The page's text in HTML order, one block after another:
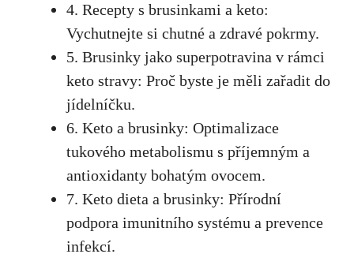
4. Recepty s brusinkami a keto:
Vychutnejte si chutné a zdravé pokrmy.
5. Brusinky jako superpotravina v rámci
keto stravy: Proč byste je měli zařadit do
jídelníčku.
6. Keto a brusinky: Optimalizace
tukového metabolismu s příjemným a
antioxidanty bohatým ovocem.
7. Keto dieta a brusinky: Přírodní
podpora imunitního systému a prevence
infekcí.